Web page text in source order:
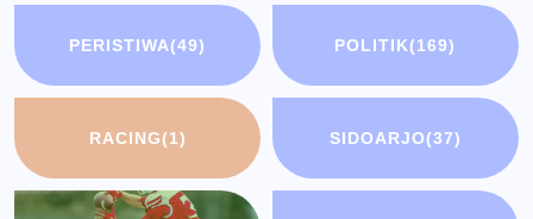
PERISTIWA(49) POLITIK(169)
RACING(1) SIDOARJO(37)